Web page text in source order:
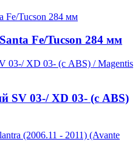
Fe/Tucson 284 мм
SV 03-/ XD 03- (с ABS)